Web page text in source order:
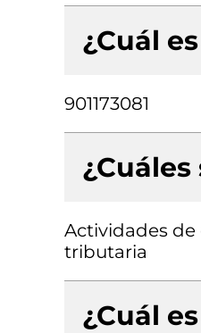
¿Cuál
901173081
Actividades
tributaria
¿Cuál